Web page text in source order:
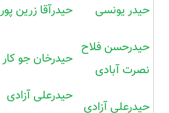
حیدر یونسی حیدرآقا زرین پور
حیدرحسن فلاح
نصرت آبادی
حیدرخان جو کار
حیدرعلی آزادی
حیدرعلی آزادی